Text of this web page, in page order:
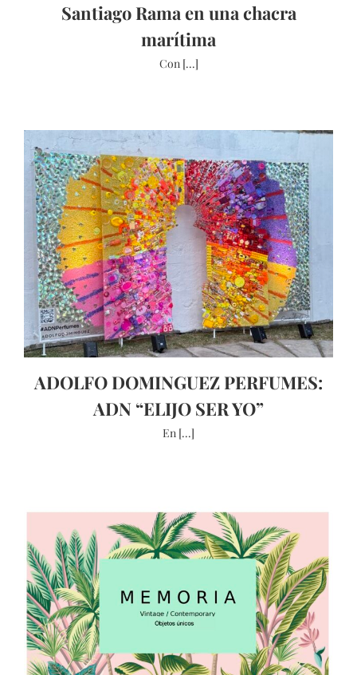
Santiago Rama en una chacra
marítima
Con [...]
ADOLFO DOMINGUEZ PERFUMES:
ADN “ELIJO SER YO”
En [...]